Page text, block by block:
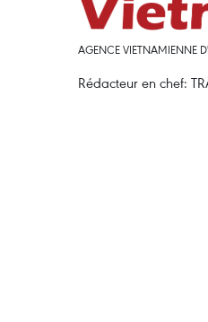
AGENCE VIETNAMIENNE
Rédacteur en chef: